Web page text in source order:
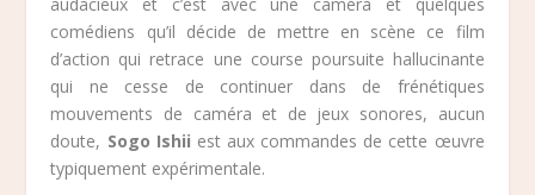
comédiens qu’il décide de mettre en scène ce film
d’action qui retrace une course poursuite hallucinante
qui ne cesse de continuer dans de frénétiques
mouvements de caméra et de jeux sonores, aucun
doute, Sogo Ishii est aux commandes de cette œuvre
typiquement expérimentale.